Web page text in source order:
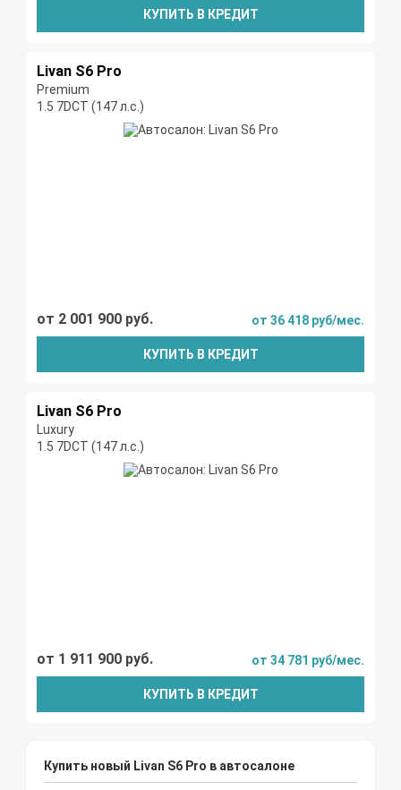
КУПИТЬ В КРЕДИТ
Livan S6 Pro
Premium
1.5 7DCT (147 л.с.)
от 2 001 900 руб. от 36 418 руб/мес.
КУПИТЬ В КРЕДИТ
Livan S6 Pro
Luxury
1.5 7DCT (147 л.с.)
от 1 911 900 руб. от 34 781 руб/мес.
КУПИТЬ В КРЕДИТ
Купить новый Livan S6 Pro в автосалоне